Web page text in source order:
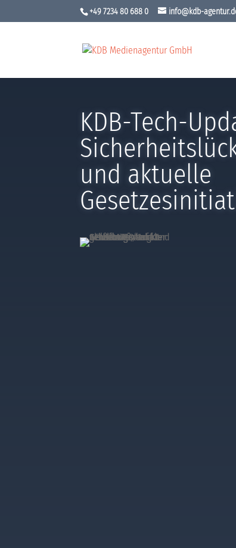
+49 7234 80 688 0 info@kdb-
KDB-Tech-
und aktuelle